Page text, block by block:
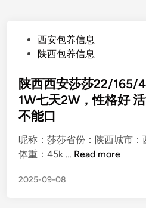
t
e
d
n
西安包养信息
陕西包养信息
陕西西安莎莎22/165/
1W七天2W，性格好
不能口
昵称：莎莎省份：陕西城市
体重：45k … 陕
Read more
2025-09-08